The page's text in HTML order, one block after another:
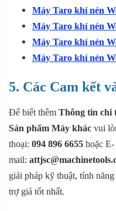
Máy Taro khí nén
Máy Taro khí nén
Máy Taro khí nén
Máy Taro khí nén
5. Các Cam kết
Để biết thêm Thông tin chi
Sản phẩm Máy khác vui
thoại: 094 896 6655 hoặc E-
mail:
giải pháp kỹ thuật, tính
trợ giá tốt nhất.